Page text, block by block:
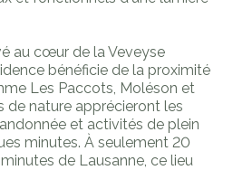
au cœur de la Veveyse
bénéficie de la proximité
Les Paccots, Moléson et
de nature apprécieront les
et activités de plein
minutes. À seulement 20
de Lausanne, ce lieu